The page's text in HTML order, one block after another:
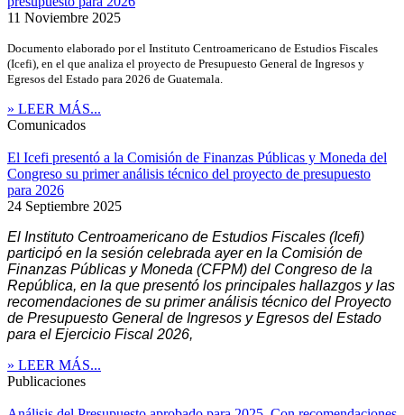
11 Noviembre 2025
Documento elaborado por el Instituto Centroamericano de Estudios Fiscales
(Icefi), en el que analiza el proyecto de Presupuesto General de Ingresos y
Egresos del Estado para 2026 de Guatemala.
» LEER MÁS...
Comunicados
El Icefi presentó a la Comisión de Finanzas Públicas y Moneda del
Congreso su primer análisis técnico del proyecto de presupuesto
para 2026
24 Septiembre 2025
El Instituto Centroamericano de Estudios Fiscales (Icefi)
participó en la sesión celebrada ayer en la Comisión de
Finanzas Públicas y Moneda (CFPM) del Congreso de la
República, en la que presentó los principales hallazgos y las
recomendaciones de su primer análisis técnico del Proyecto
de Presupuesto General de Ingresos y Egresos del Estado
para el Ejercicio Fiscal 2026,
» LEER MÁS...
Publicaciones